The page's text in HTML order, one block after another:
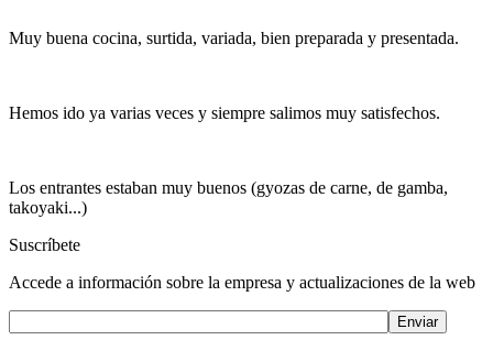
Muy buena cocina, surtida, variada, bien preparada y presentada.
Hemos ido ya varias veces y siempre salimos muy satisfechos.
Los entrantes estaban muy buenos (gyozas de carne, de gamba,
takoyaki...)
Suscríbete
Accede a información sobre la empresa y actualizaciones de la web